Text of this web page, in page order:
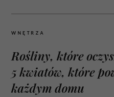
WNĘTRZA
Rośliny, które
5 kwiatów, które
każdym domu